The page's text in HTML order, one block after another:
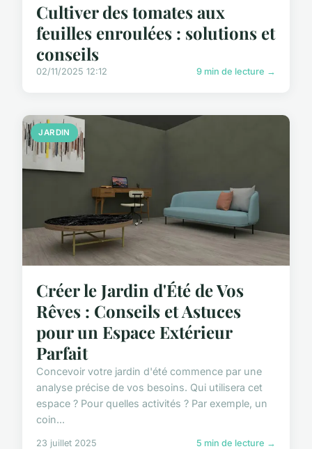
Cultiver des tomates aux
feuilles enroulées : solutions et
conseils
02/11/2025 12:12 9 min de lecture →
JARDIN
Créer le Jardin d'Été de Vos
Rêves : Conseils et Astuces
pour un Espace Extérieur
Parfait
Concevoir votre jardin d'été commence par une
analyse précise de vos besoins. Qui utilisera cet
espace ? Pour quelles activités ? Par exemple, un
coin...
23 juillet 2025 5 min de lecture →